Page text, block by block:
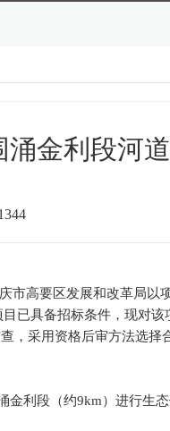
金利段河
市高要区发展和改革局以
已具备招标条件，现对该
，采用资格后审方法选择
金利段（约9km）进行生